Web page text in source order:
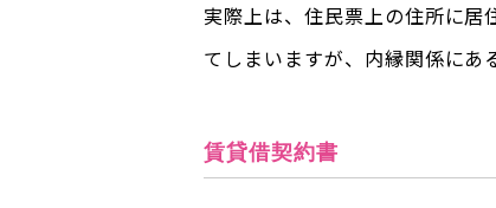
実際上は、住民票上の住所に居
てしまいますが、内縁関係にあ
賃貸借契約書